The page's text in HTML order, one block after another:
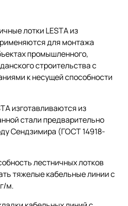
лотки LESTA из
для монтажа
промышленного,
строительства с
к несущей способности
изготавливаются из
стали предварительно
Сендзимира (ГОСТ 14918-
лестничных лотков
тяжелые кабельные линии с
м.